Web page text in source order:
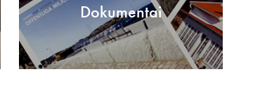
Dokumentai